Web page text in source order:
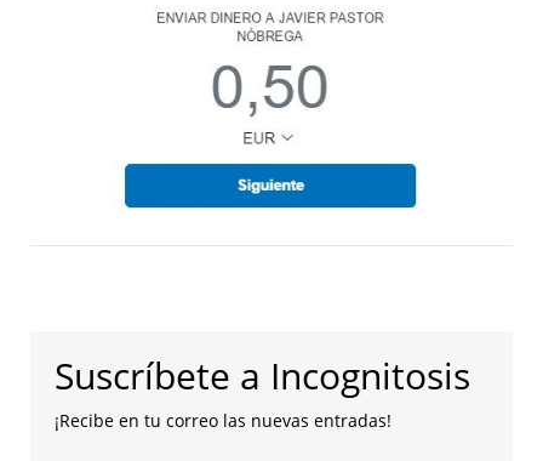
Suscríbete a Incognitosis
¡Recibe en tu correo las nuevas entradas!